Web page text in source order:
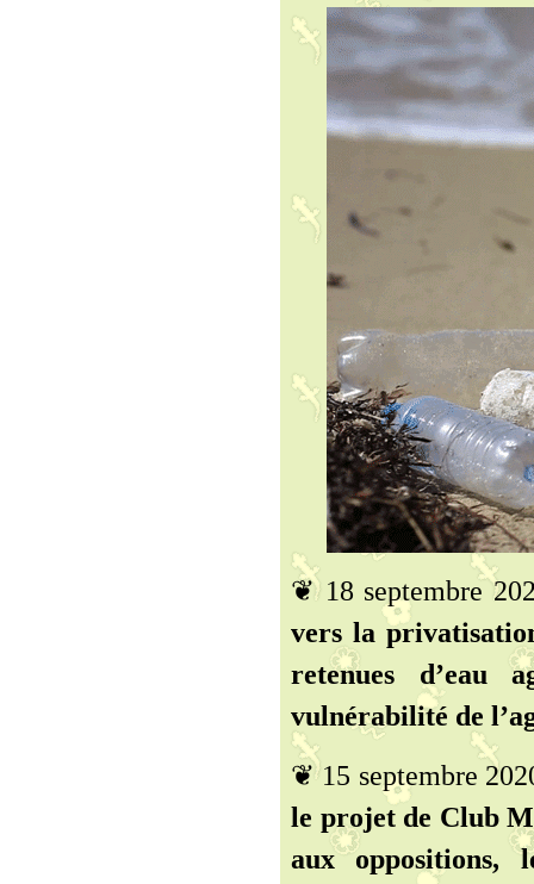
❦ 18 septembre
vers la
retenues d’eau
vulnérabilité de
❦ 15 septembre
le projet de Club
aux